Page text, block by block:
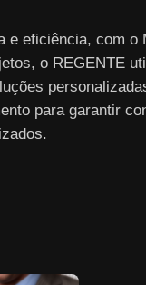
e eficiência, com o
o REGENTE
para garantir